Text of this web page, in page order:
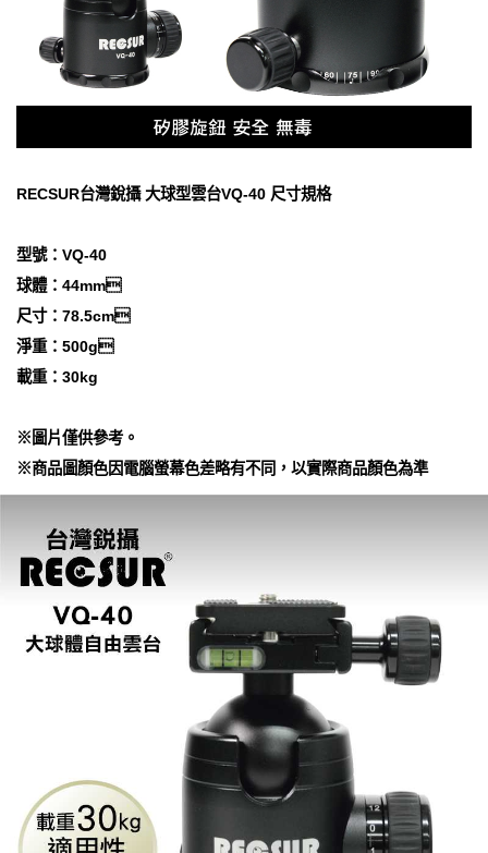
RECSUR台灣銳攝 大球型雲台VQ-40 尺寸規格
型號：VQ-40
球體：44mm
尺寸：78.5cm
淨重：500g
載重：30kg
※圖片僅供參考。
※商品圖顏色因電腦螢幕色差略有不同，以實際商品顏色為準